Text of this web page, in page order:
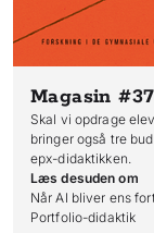
Magasin #37
Skal vi opdrage
bringer også tre
epx-didaktikken.
Læs desuden om
Når AI bliver ens
Portfolio-didaktik